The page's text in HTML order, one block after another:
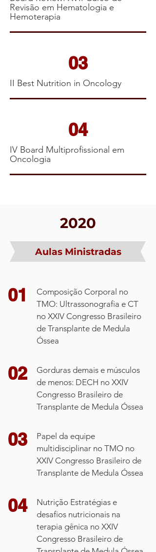
Revisão em Hematologia e
Hemoterapia
03
II Best Nutrition in Oncology
04
IV Board Multiprofissional em
Oncologia
2021
Aulas Ministradas
01
Nutrição em cuidados paliativos –
Congresso Brasileiro de
Clínica
Brasileiro e 27.0 Congresso
americano de Coloproctologia
Brasileiro de Transplante de
Óssea
Congresso Brasileiro de
de Medula Óssea
2020
Aulas Ministradas
01
Composição Corporal no
TMO: Ultrassonografia e CT
no XXIV Congresso Brasileiro
de Transplante de Medula
Óssea
02
Gorduras demais e músculos
de menos: DECH no XXIV
Congresso Brasileiro de
Transplante de Medula Óssea
03
Papel da equipe
multidisciplinar no TMO no
XXIV Congresso Brasileiro de
Transplante de Medula Óssea
04
Nutrição Estratégias e
desafios nutricionais na
terapia gênica no XXIV
Congresso Brasileiro de